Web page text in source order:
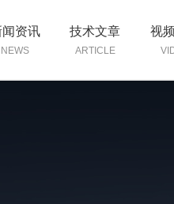
闻资讯
NEWS
技术文章
ARTICLE
视